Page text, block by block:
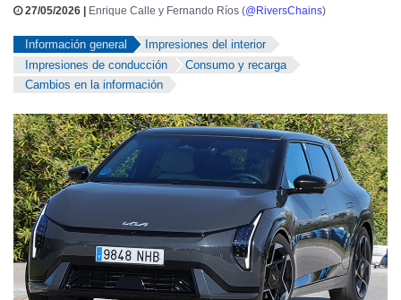
Información general
Impresiones del interior
Impresiones de conducción